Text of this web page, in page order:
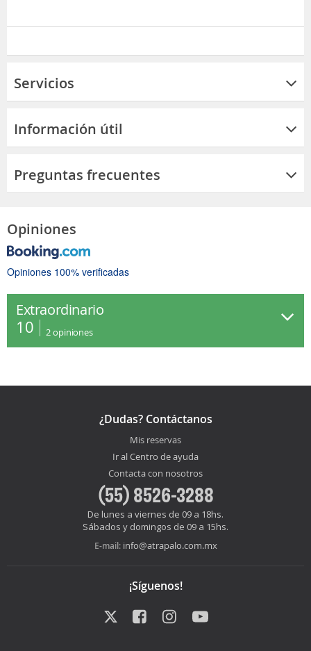
Servicios
Información útil
Preguntas frecuentes
Opiniones
Opiniones 100% verificadas
Extraordinario
10 2 opiniones
¿Dudas? Contáctanos
Mis reservas
Ir al Centro de ayuda
Contacta con nosotros
(55) 8526-3288
De lunes a viernes de 09 a 18hs.
Sábados y domingos de 09 a 15hs.
E-mail: info@atrapalo.com.mx
¡Síguenos!